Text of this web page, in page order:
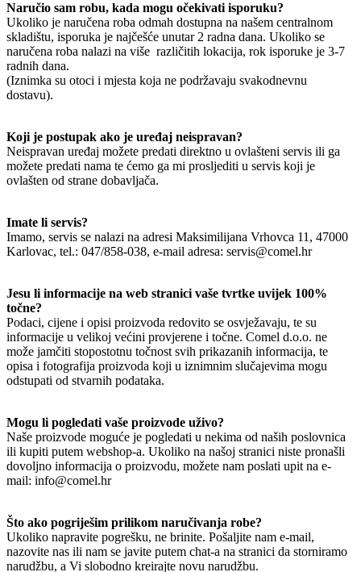
Naručio sam robu, kada mogu očekivati isporuku?
Ukoliko je naručena roba odmah dostupna na našem centralnom
skladištu, isporuka je najčešće unutar 2 radna dana. Ukoliko se
naručena roba nalazi na više različitih lokacija, rok isporuke je 3-7
radnih dana.
(Iznimka su otoci i mjesta koja ne podržavaju svakodnevnu
dostavu).
Koji je postupak ako je uređaj neispravan?
Neispravan uređaj možete predati direktno u ovlašteni servis ili ga
možete predati nama te ćemo ga mi prosljediti u servis koji je
ovlašten od strane dobavljača.
Imate li servis?
Imamo, servis se nalazi na adresi Maksimilijana Vrhovca 11, 47000
Karlovac, tel.: 047/858-038, e-mail adresa: servis@comel.hr
Jesu li informacije na web stranici vaše tvrtke uvijek 100%
točne?
Podaci, cijene i opisi proizvoda redovito se osvježavaju, te su
informacije u velikoj većini provjerene i točne. Comel d.o.o. ne
može jamčiti stopostotnu točnost svih prikazanih informacija, te
opisa i fotografija proizvoda koji u iznimnim slučajevima mogu
odstupati od stvarnih podataka.
Mogu li pogledati vaše proizvode uživo?
Naše proizvode moguće je pogledati u nekima od naših poslovnica
ili kupiti putem webshop-a. Ukoliko na našoj stranici niste pronašli
dovoljno informacija o proizvodu, možete nam poslati upit na e-
mail: info@comel.hr
Što ako pogriješim prilikom naručivanja robe?
Ukoliko napravite pogrešku, ne brinite. Pošaljite nam e-mail,
nazovite nas ili nam se javite putem chat-a na stranici da storniramo
narudžbu, a Vi slobodno kreirajte novu narudžbu.